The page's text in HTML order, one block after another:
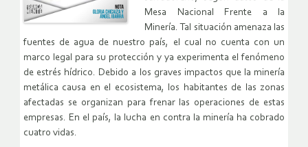
Mesa Nacional Frente a la
Minería. Tal situación amenaza las
fuentes de agua de nuestro país, el cual no cuenta con un
marco legal para su protección y ya experimenta el fenómeno
de estrés hídrico. Debido a los graves impactos que la minería
metálica causa en el ecosistema, los habitantes de las zonas
afectadas se organizan para frenar las operaciones de estas
empresas. En el país, la lucha en contra la minería ha cobrado
cuatro vidas.